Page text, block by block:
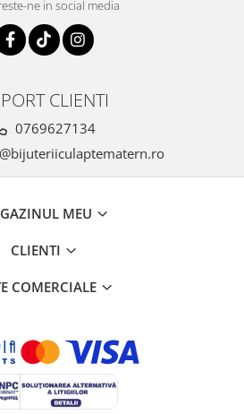
ne in social media
CLIENTI
0769627134
MEU
CLIENTI
COMERCIALE